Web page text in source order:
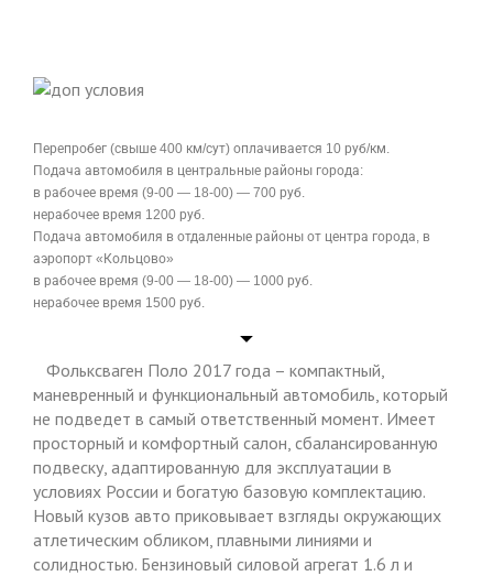
Перепробег (свыше 400 км/сут) оплачивается 10 руб/км.
Подача автомобиля в центральные районы города:
в рабочее время (9-00 — 18-00) — 700 руб.
нерабочее время 1200 руб.
Подача автомобиля в отдаленные районы от центра города, в
аэропорт «Кольцово»
в рабочее время (9-00 — 18-00) — 1000 руб.
нерабочее время 1500 руб.
Фольксваген Поло 2017 года – компактный,
маневренный и функциональный автомобиль, который
не подведет в самый ответственный момент. Имеет
просторный и комфортный салон, сбалансированную
подвеску, адаптированную для эксплуатации в
условиях России и богатую базовую комплектацию.
Новый кузов авто приковывает взгляды окружающих
атлетическим обликом, плавными линиями и
солидностью. Бензиновый силовой агрегат 1.6 л и